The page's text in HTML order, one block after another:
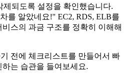
제되도록 설정을 확인했습니다.
를 알았네요!" EC2, RDS, ELB를
스의 과금 구조를 정확히 이해해
전에 체크리스트를 만들어서 빠
는 습관을 들여보세요.